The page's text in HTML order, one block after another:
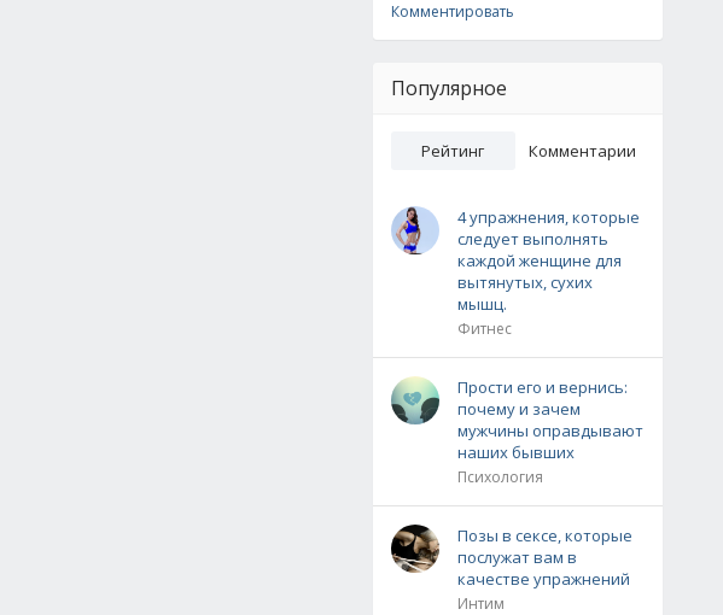
Комментировать
Популярное
Рейтинг Комментарии
4 упражнения, которые
следует выполнять
каждой женщине для
вытянутых, сухих
мышц.
Фитнес
Прости его и вернись:
почему и зачем
мужчины оправдывают
наших бывших
Психология
Позы в сексе, которые
послужат вам в
качестве упражнений
Интим